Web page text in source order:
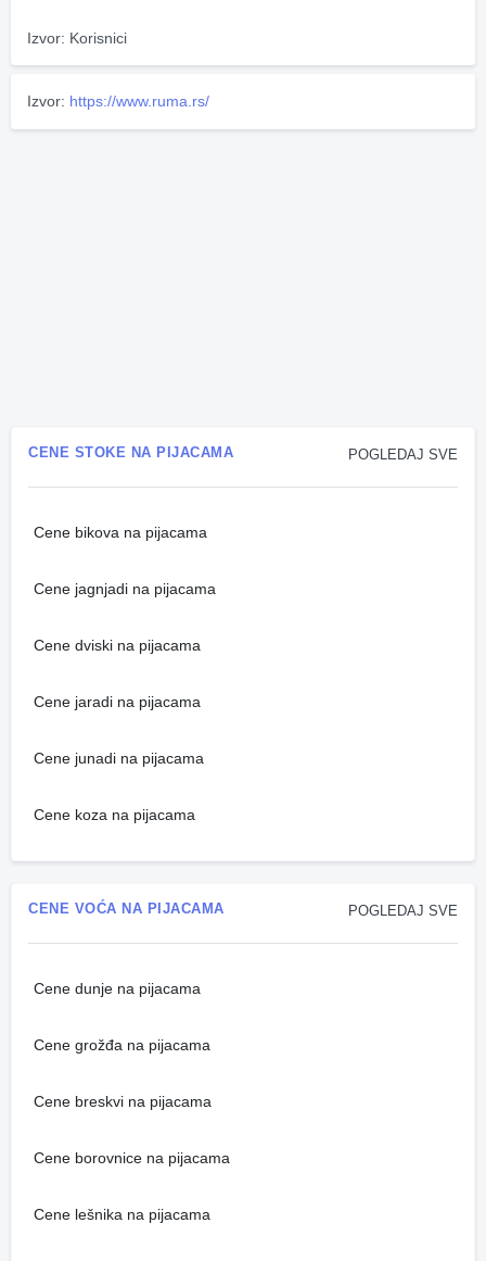
Izvor: Korisnici
Izvor: https://www.ruma.rs/
POGLEDAJ SVE
CENE STOKE NA PIJACAMA
Cene bikova na pijacama
Cene jagnjadi na pijacama
Cene dviski na pijacama
Cene jaradi na pijacama
Cene junadi na pijacama
Cene koza na pijacama
POGLEDAJ SVE
CENE VOĆA NA PIJACAMA
Cene dunje na pijacama
Cene grožđa na pijacama
Cene breskvi na pijacama
Cene borovnice na pijacama
Cene lešnika na pijacama